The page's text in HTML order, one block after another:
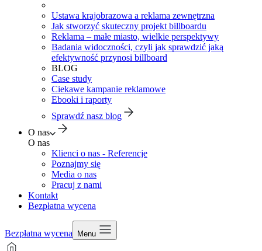
Ustawa krajobrazowa a reklama zewnętrzna
Jak stworzyć skuteczny projekt billboardu
Reklama – małe miasto, wielkie perspektywy
Badania widoczności, czyli jak sprawdzić jaką
efektywność przynosi billboard
BLOG
Case study
Ciekawe kampanie reklamowe
Ebooki i raporty
Sprawdź nasz blog
O nas
O nas
Klienci o nas - Referencje
Poznajmy się
Media o nas
Pracuj z nami
Kontakt
Bezpłatna wycena
Bezpłatna wycena Menu